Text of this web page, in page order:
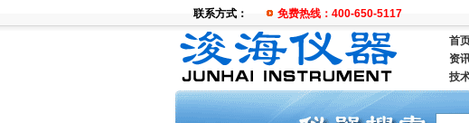
联系方式： 免费热线：400-650-5117
首
资
技